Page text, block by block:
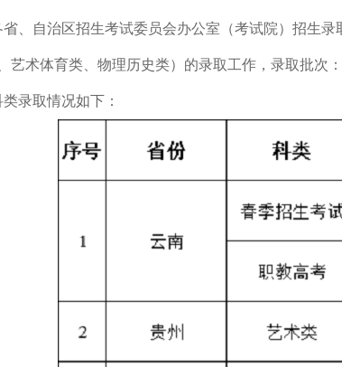
、自治区招生考试委员会办公室（考试院）招生录
艺术体育类、物理历史类）的录取工作，录取批次
录取情况如下：